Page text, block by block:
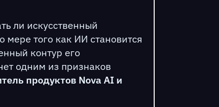
ли искусственный
мере того как ИИ становится
контур его
одним из признаков
продуктов Nova AI и